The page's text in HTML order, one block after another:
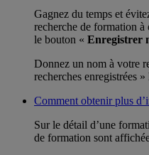
Gagnez du temps et
recherche de formation
le bouton « Enregistrer
Donnez un nom à votre
recherches enregistrées
Comment obtenir plus
Sur le détail d’une
de formation sont